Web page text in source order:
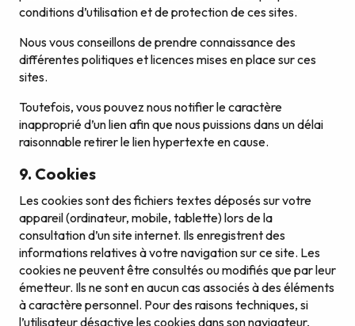
conditions d’utilisation et de protection de ces sites.
Nous vous conseillons de prendre connaissance des
différentes politiques et licences mises en place sur ces
sites.
Toutefois, vous pouvez nous notifier le caractère
inapproprié d’un lien afin que nous puissions dans un délai
raisonnable retirer le lien hypertexte en cause.
9. Cookies
Les cookies sont des fichiers textes déposés sur votre
appareil (ordinateur, mobile, tablette) lors de la
consultation d’un site internet. Ils enregistrent des
informations relatives à votre navigation sur ce site. Les
cookies ne peuvent être consultés ou modifiés que par leur
émetteur. Ils ne sont en aucun cas associés à des éléments
à caractère personnel. Pour des raisons techniques, si
l’utilisateur désactive les cookies dans son navigateur,